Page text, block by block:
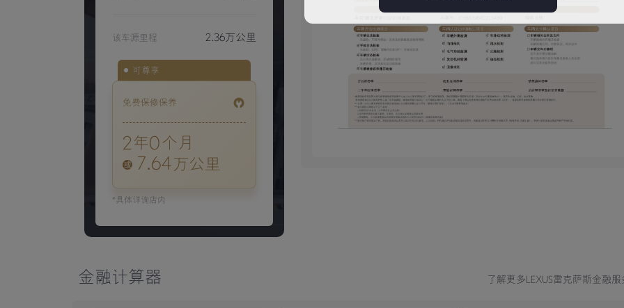
该车源里程 2.36万公里
可尊享
免费保修保养
2年0个月
7.64万公里
*具体详询店内
金融计算器 了解更多LEXUS雷克萨斯金融服